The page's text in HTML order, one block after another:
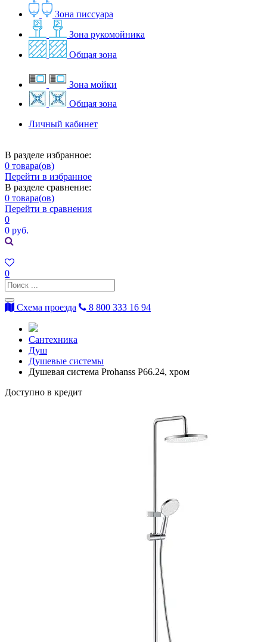
Зона писсуара
Зона рукомойника
Общая зона
Зона мойки
Общая зона
Личный кабинет
В разделе избранное:
0 товара(ов)
Перейти в избранное
В разделе сравнение:
0 товара(ов)
Перейти в сравнения
0
0 руб.
0
Схема проезда 8 800 333 16 94
Сантехника
Душ
Душевые системы
Душевая система Prohanss P66.24, хром
Доступно в кредит